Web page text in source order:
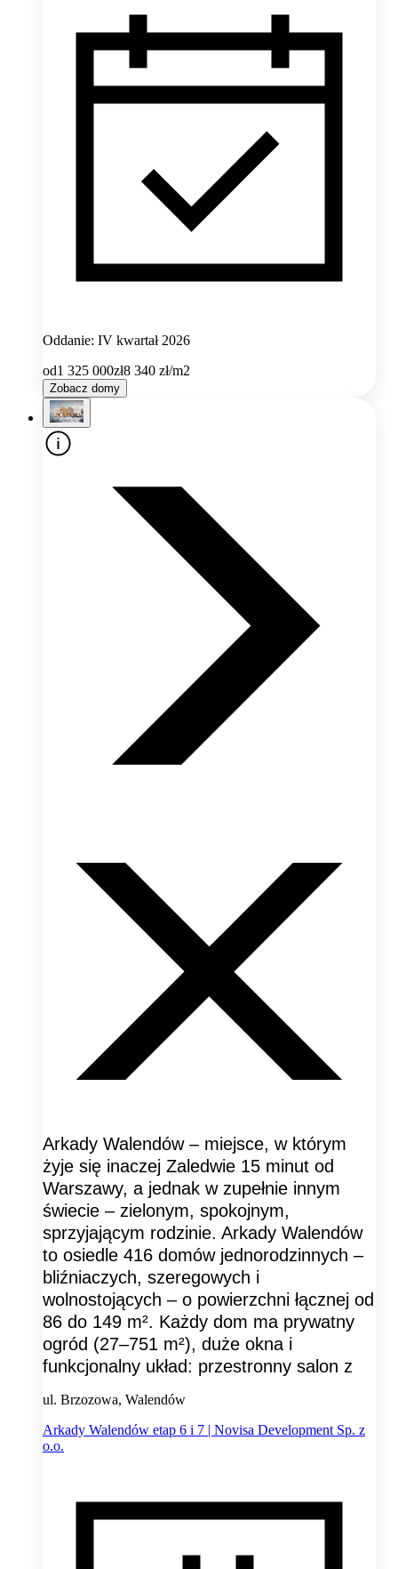
Oddanie: IV kwartał 2026
od1 325 000zł8 340 zł/m2
Zobacz domy
Arkady Walendów – miejsce, w którym
żyje się inaczej Zaledwie 15 minut od
Warszawy, a jednak w zupełnie innym
świecie – zielonym, spokojnym,
sprzyjającym rodzinie. Arkady Walendów
to osiedle 416 domów jednorodzinnych –
bliźniaczych, szeregowych i
wolnostojących – o powierzchni łącznej od
86 do 149 m². Każdy dom ma prywatny
ogród (27–751 m²), duże okna i
funkcjonalny układ: przestronny salon z
ul. Brzozowa, Walendów
Arkady Walendów etap 6 i 7 | Novisa Development Sp. z
o.o.